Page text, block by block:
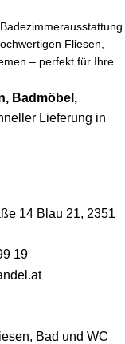
Fliesen,
– perfekt für Ihre
, Badmöbel ,
Lieferung in
14 Blau 21, 2351
19
Bad und WC